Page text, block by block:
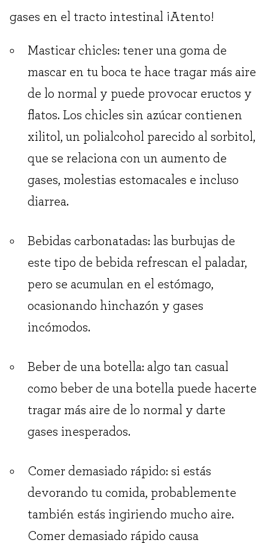
gases en el tracto intestinal ¡Atento!
Masticar chicles: tener una goma de
mascar en tu boca te hace tragar más aire
de lo normal y puede provocar eructos y
flatos. Los chicles sin azúcar contienen
xilitol, un polialcohol parecido al sorbitol,
que se relaciona con un aumento de
gases, molestias estomacales e incluso
diarrea.
Bebidas carbonatadas: las burbujas de
este tipo de bebida refrescan el paladar,
pero se acumulan en el estómago,
ocasionando hinchazón y gases
incómodos.
Beber de una botella: algo tan casual
como beber de una botella puede hacerte
tragar más aire de lo normal y darte
gases inesperados.
Comer demasiado rápido: si estás
devorando tu comida, probablemente
también estás ingiriendo mucho aire.
Comer demasiado rápido causa